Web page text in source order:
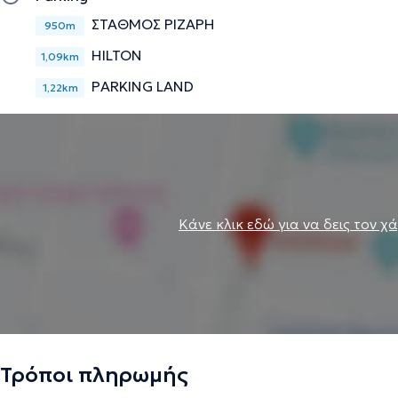
950m ΣΤΑΘΜΟΣ ΡΙΖΑΡΗ
1,09km HILTON
1,22km PARKING LAND
Κάνε κλικ εδώ για να δεις τον
Τρόποι πληρωμής